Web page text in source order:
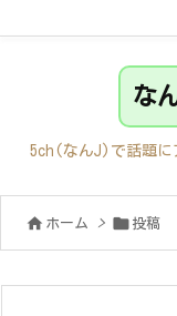
な
5ch(なんJ)で話題に
 ホーム >  投稿